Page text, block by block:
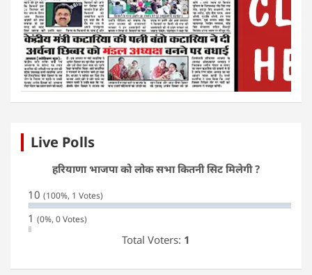
Live Polls
हरियाणा भाजपा को लोक सभा कितनी सिट मिलेगी ?
10 (100%, 1 Votes)
1 (0%, 0 Votes)
Total Voters: 1